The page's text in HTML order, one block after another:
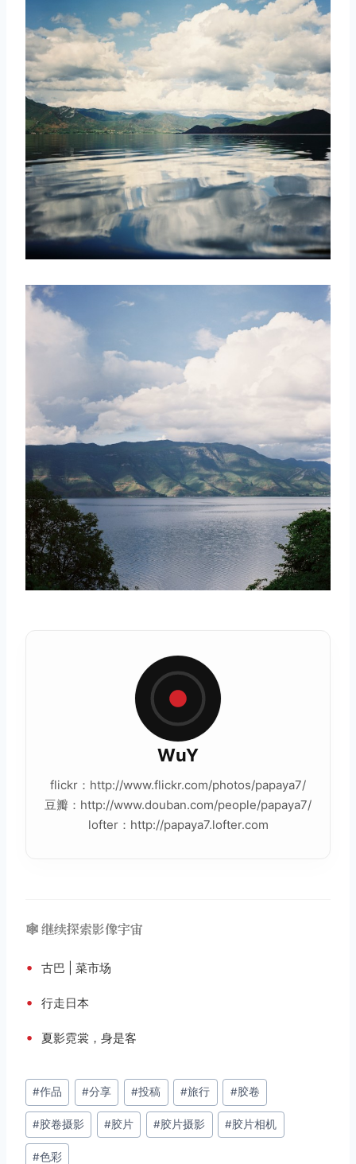
WuY
flickr：http://www.flickr.com/photos/papaya7/
豆瓣：http://www.douban.com/people/papaya7/
lofter：http://papaya7.lofter.com
🕸️ 继续探索影像宇宙
• 古巴 | 菜市场
• 行走日本
• 夏影霓裳，身是客
文
章
标
签：
#作品 #分享 #投稿 #旅行 #胶卷
#胶卷摄影 #胶片 #胶片摄影 #胶片相机
#色彩
搜索